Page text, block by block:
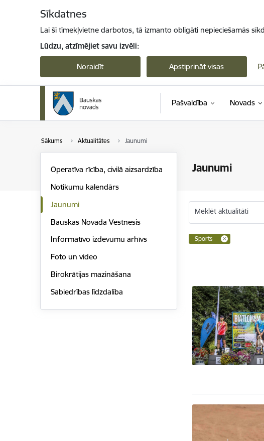
Sīkdatnes
Lai šī tīmekļvietne darbotos, tā izmanto obligāti nepieciešamās
Lūdzu, atzīmējiet savu izvēli:
Noraidīt Apstiprināt visas
Pašvaldība Novads
Sākums Aktualitātes Jaunumi
Jaunumi
Operatīva rīcība, civilā aizsardzība
Notikumu kalendārs
Jaunumi
Bauskas Novada Vēstnesis
Informatīvo izdevumu arhīvs
Foto un video
Birokrātijas mazināšana
Sabiedrības līdzdalība
Meklēt aktualitāti
Sports